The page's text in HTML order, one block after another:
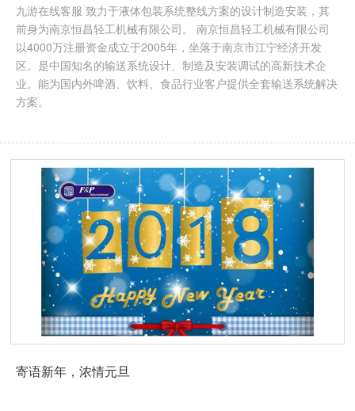
九游在线客服 致力于液体包装系统整线方案的设计制造安装，其
前身为南京恒昌轻工机械有限公司。 南京恒昌轻工机械有限公司
以4000万注册资金成立于2005年，坐落于南京市江宁经济开发
区。是中国知名的输送系统设计、制造及安装调试的高新技术企
业。能为国内外啤酒、饮料、食品行业客户提供全套输送系统解决
方案。
寄语新年，浓情元旦